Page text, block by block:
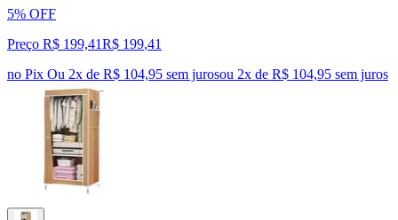
5% OFF
Preço R$ 199,41R$ 199,41
no Pix Ou 2x de R$ 104,95 sem jurosou 2x de R$ 104,95 sem juros